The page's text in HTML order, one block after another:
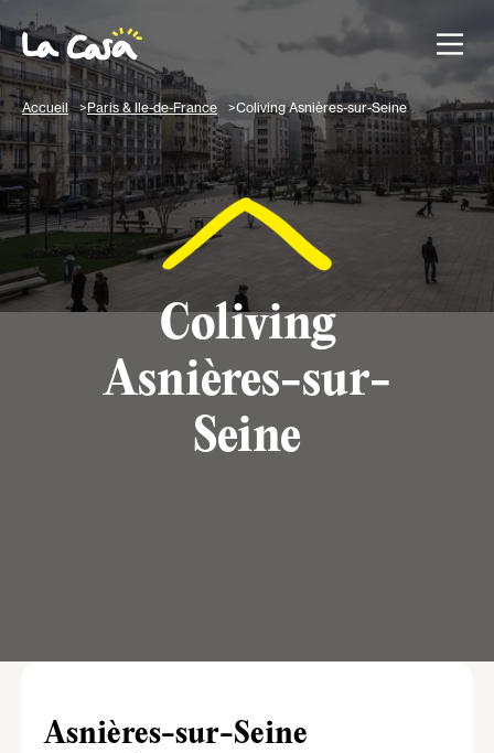
Accueil Paris & Ile-de-France Coliving Asnières-sur-Seine
Coliving
Asnières-sur-
Seine
Asnières-sur-Seine